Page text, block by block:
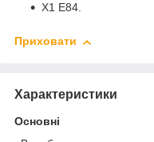
X1 E84.
Приховати
Характеристики
Основні